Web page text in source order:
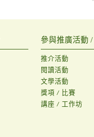
參與推廣活動 /
推介活動
閱讀活動
文學活動
獎項 / 比賽
講座 / 工作坊